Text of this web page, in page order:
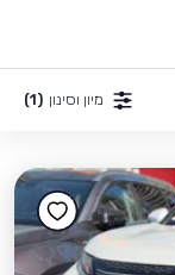
מיון וסינון (1)